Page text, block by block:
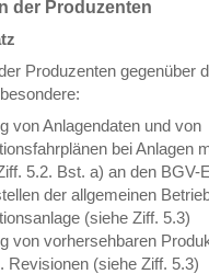
Produzenten
Produzenten gegenüber
von Anlagendaten und von
bei Anlagen
5.2. Bst. a) an den BGV-
der allgemeinen
(siehe Ziff. 5.3)
von vorhersehbaren
Revisionen (siehe Ziff. 5.3)